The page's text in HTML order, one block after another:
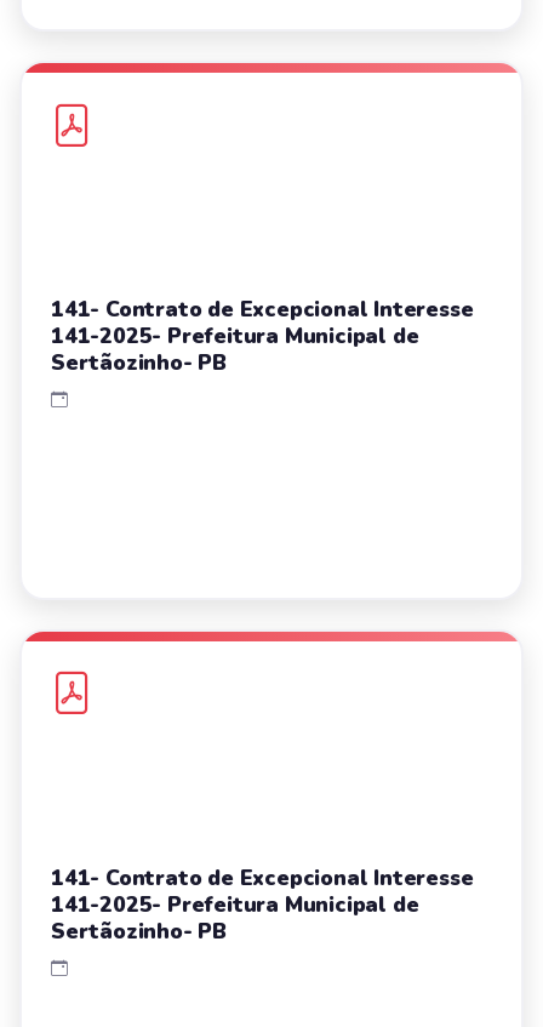
141- Contrato de Excepcional Interesse
141-2025- Prefeitura Municipal de
Sertãozinho- PB
141- Contrato de Excepcional Interesse
141-2025- Prefeitura Municipal de
Sertãozinho- PB